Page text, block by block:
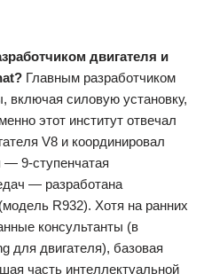
двигателя и
Главным разработчиком
включая силовую установку,
этот институт отвечал
V8 и координировал
— 9-ступенчатая
— разработана
R932). Хотя на ранних
консультанты (в
для двигателя), базовая
часть интеллектуальной